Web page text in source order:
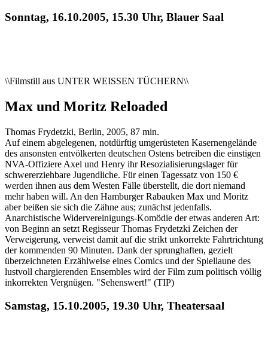
Sonntag, 16.10.2005, 15.30 Uhr, Blauer Saal
\\Filmstill aus UNTER WEISSEN TÜCHERN\\
Max und Moritz Reloaded
Thomas Frydetzki, Berlin, 2005, 87 min.
Auf einem abgelegenen, notdürftig umgerüsteten Kasernengelände
des ansonsten entvölkerten deutschen Ostens betreiben die einstigen
NVA-Offiziere Axel und Henry ihr Resozialisierungslager für
schwererziehbare Jugendliche. Für einen Tagessatz von 150 €
werden ihnen aus dem Westen Fälle überstellt, die dort niemand
mehr haben will. An den Hamburger Rabauken Max und Moritz
aber beißen sie sich die Zähne aus; zunächst jedenfalls.
Anarchistische Widervereinigungs-Komödie der etwas anderen Art:
von Beginn an setzt Regisseur Thomas Frydetzki Zeichen der
Verweigerung, verweist damit auf die strikt unkorrekte Fahrtrichtung
der kommenden 90 Minuten. Dank der sprunghaften, gezielt
überzeichneten Erzählweise eines Comics und der Spiellaune des
lustvoll chargierenden Ensembles wird der Film zum politisch völlig
inkorrekten Vergnügen. "Sehenswert!" (TIP)
Samstag, 15.10.2005, 19.30 Uhr, Theatersaal